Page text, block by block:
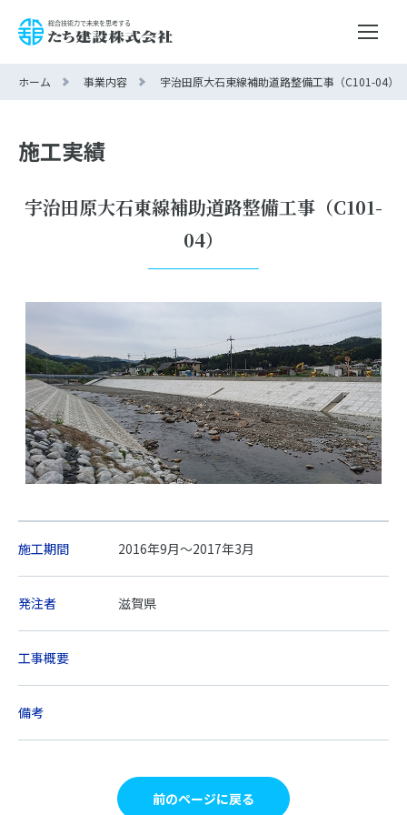
ホーム 事業内容 宇治田原大石東線補助道路整備工事（C101-04）
施工実績
宇治田原大石東線補助道路整備工事（C101-
04）
施工期間 2016年9月～2017年3月
発注者 滋賀県
工事概要
備考
前のページに戻る